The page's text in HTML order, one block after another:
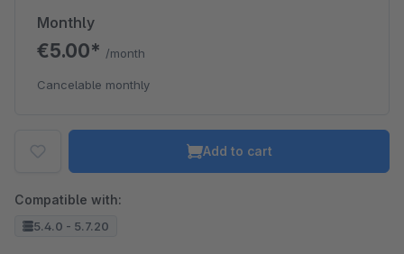
Monthly
€5.00* /month
Cancelable monthly
Add to cart
Compatible with:
5.4.0 - 5.7.20